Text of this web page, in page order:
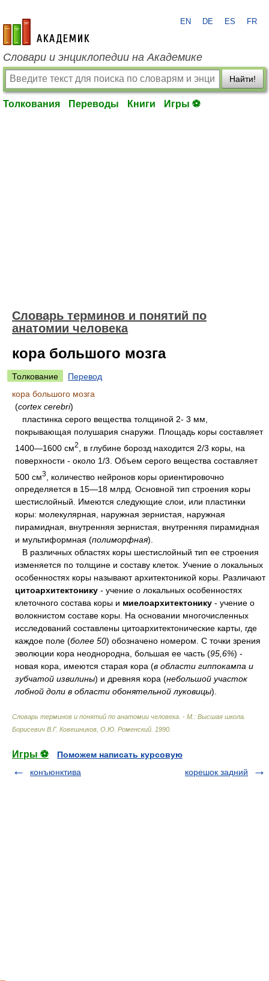
academic.ru
EN DE ES FR
Словари и энциклопедии на Академике
Найти!
Толкования Переводы Книги Игры ⚽
Словарь терминов и понятий по
анатомии человека
кора большого мозга
Толкование
Перевод
кора большого мозга
(cortex cerebri)
пластинка серого вещества толщиной 2- 3 мм,
покрывающая полушария снаружи. Площадь коры составляет
1400—1600 см2
, в глубине борозд находится 2/3 коры, на
поверхности - около 1/3. Объем серого вещества составляет
500 см3
, количество нейронов коры ориентировочно
определяется в 15—18 млрд. Основной тип строения коры
шестислойный. Имеются следующие слои, или пластинки
коры: молекулярная, наружная зернистая, наружная
пирамидная, внутренняя зернистая, внутренняя пирамидная
и мультиформная (полиморфная).
В различных областях коры шестислойный тип ее строения
изменяется по толщине и составу клеток. Учение о локальных
особенностях коры называют архитектоникой коры. Различают
цитоархитектонику - учение о локальных особенностях
клеточного состава коры и миелоархитектонику - учение о
волокнистом составе коры. На основании многочисленных
исследований составлены цитоархитектонические карты, где
каждое поле (более 50) обозначено номером. С точки зрения
эволюции кора неоднородна, большая ее часть (95,6%) -
новая кора, имеются старая кора (в области гиппокампа и
зубчатой извилины) и древняя кора (небольшой участок
лобной доли в области обонятельной луковицы).
Словарь терминов и понятий по анатомии человека. - М.: Высшая школа
Борисевич В.Г. Ковешников, О.Ю. Роменский 1990
Игры ⚽
Поможем написать курсовую
конъюнктива
корешок задний